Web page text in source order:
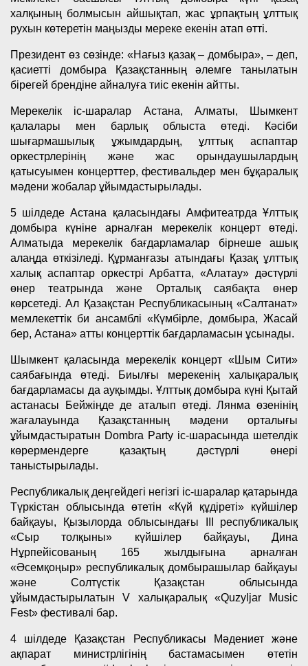
халқының болмысын айшықтап, жас ұрпақтың ұлттық
рухын көтеретін маңызды мереке екенін атап өтті.
Президент өз сөзінде: «Нағыз қазақ – домбыра», – деп,
қасиетті домбыра Қазақстанның әлемге танылатын
бірегей брендіне айналуға тиіс екенін айтты.
Мерекелік іс-шаралар Астана, Алматы, Шымкент
қалалары мен барлық облыста өтеді. Кәсіби
шығармашылық ұжымдардың, ұлттық аспаптар
оркестрлерінің және жас орындаушылардың
қатысуымен концерттер, фестивальдер мен бұқаралық
мәдени жобалар ұйымдастырылады.
5 шілдеде Астана қаласындағы Амфитеатрда Ұлттық
домбыра күніне арналған мерекелік концерт өтеді.
Алматыда мерекелік бағдарламалар бірнеше ашық
алаңда өткізіледі. Құрманғазы атындағы Қазақ ұлттық
халық аспаптар оркестрі Арбатта, «Алатау» дәстүрлі
өнер театрында және Орталық саябақта өнер
көрсетеді. Ал Қазақстан Республикасының «Салтанат»
мемлекеттік би ансамблі «Күмбірле, домбыра, Жасай
бер, Астана» атты концерттік бағдарламасын ұсынады.
Шымкент қаласында мерекелік концерт «Шым Сити»
саябағында өтеді. Биылғы мерекенің халықаралық
бағдарламасы да ауқымды. Ұлттық домбыра күні Қытай
астанасы Бейжіңде де аталып өтеді. Лянма өзенінің
жағалауында Қазақстанның мәдени орталығы
ұйымдастыратын Dombra Party іс-шарасында шетелдік
көрермендерге қазақтың дәстүрлі өнері
таныстырылады.
Республикалық деңгейдегі негізгі іс-шаралар қатарында
Түркістан облысында өтетін «Күй құдіреті» күйшілер
байқауы, Қызылорда облысындағы III республикалық
«Сыр толқыны» күйшілер байқауы, Дина
Нұрпейісованың 165 жылдығына арналған
«Әсемқоңыр» республикалық домбырашылар байқауы
және Солтүстік Қазақстан облысында
ұйымдастырылатын V халықаралық «Quzyljar Music
Fest» фестивалі бар.
4 шілдеде Қазақстан Республикасы Мәдениет және
ақпарат министрлігінің бастамасымен өтетін